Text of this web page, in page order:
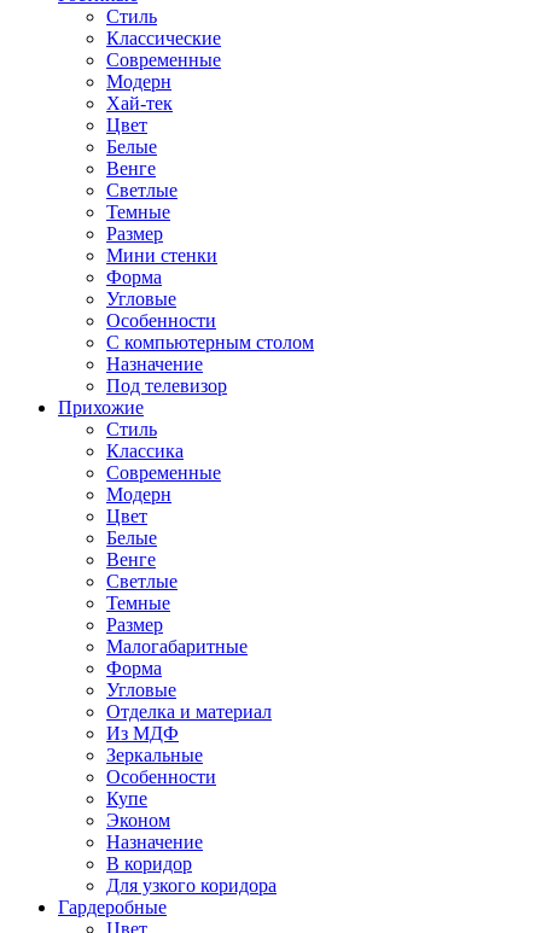
Стиль
Классические
Современные
Модерн
Хай-тек
Цвет
Белые
Венге
Светлые
Темные
Размер
Мини стенки
Форма
Угловые
Особенности
С компьютерным столом
Назначение
Под телевизор
Прихожие
Стиль
Классика
Современные
Модерн
Цвет
Белые
Венге
Светлые
Темные
Размер
Малогабаритные
Форма
Угловые
Отделка и материал
Из МДФ
Зеркальные
Особенности
Купе
Эконом
Назначение
В коридор
Для узкого коридора
Гардеробные
Цвет